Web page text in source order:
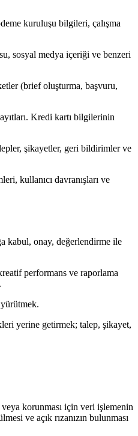
kuruluşu bilgileri, çalışma
sosyal medya içeriği ve benzeri
(brief oluşturma, başvuru,
Kredi kartı bilgilerinin
şikayetler, geri bildirimler ve
kullanıcı davranışları ve
kabul, onay, değerlendirme ile
performans ve raporlama
yerine getirmek; talep, şikayet,
korunması için veri işlemenin
ve açık rızanızın bulunması